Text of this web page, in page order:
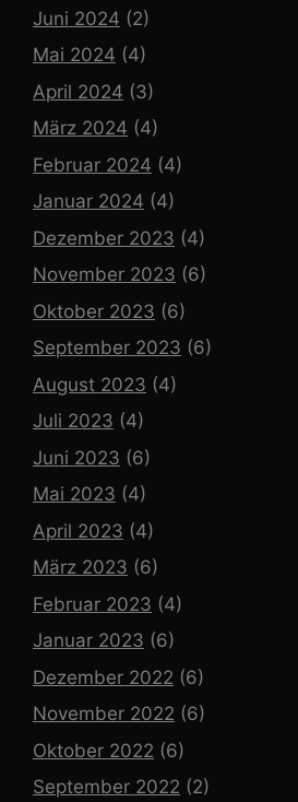
Juni 2024 (2)
Mai 2024 (4)
April 2024 (3)
März 2024 (4)
Februar 2024 (4)
Januar 2024 (4)
Dezember 2023 (4)
November 2023 (6)
Oktober 2023 (6)
September 2023 (6)
August 2023 (4)
Juli 2023 (4)
Juni 2023 (6)
Mai 2023 (4)
April 2023 (4)
März 2023 (6)
Februar 2023 (4)
Januar 2023 (6)
Dezember 2022 (6)
November 2022 (6)
Oktober 2022 (6)
September 2022 (2)